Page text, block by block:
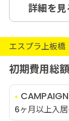
詳細を見
エスプラ上板橋
初期費用総
CAMPAIGN
6ヶ月以上入